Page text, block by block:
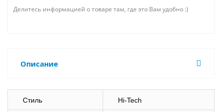
Делитесь информацией о товаре там, где это Вам удобно :)
Описание
Стиль Hi-Tech